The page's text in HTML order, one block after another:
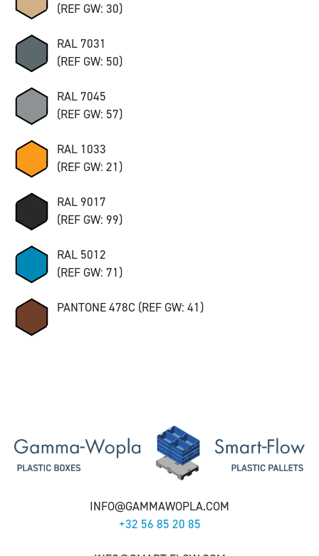
(REF GW: 30)
RAL 7031
(REF GW: 50)
RAL 7045
(REF GW: 57)
RAL 1033
(REF GW: 21)
RAL 9017
(REF GW: 99)
RAL 5012
(REF GW: 71)
PANTONE 478C (REF GW: 41)
INFO@GAMMAWOPLA.COM
+32 56 85 20 85